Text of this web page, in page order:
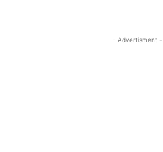
- Advertisment -